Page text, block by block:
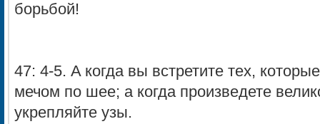
борьбой!
47: 4-5. A когда вы встретите тех,
мечом по шее; a когда произведете
укрепляйте узы.